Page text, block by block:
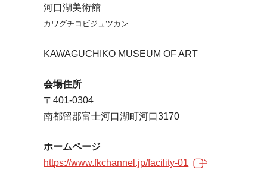
河口湖美術館
カワグチコビジュツカン
KAWAGUCHIKO MUSEUM OF ART
会場住所
〒401-0304
南都留郡富士河口湖町河口3170
ホームページ
https://www.fkchannel.jp/facility-01